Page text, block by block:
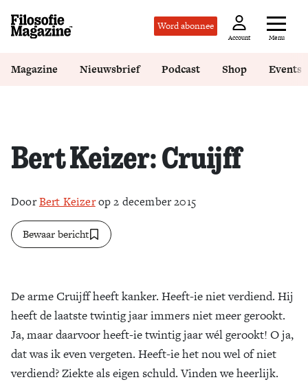
Word abonnee
Account Menu
Zoek
Magazine Nieuwsbrief Podcast Shop Events
Bert Keizer: Cruijff
DoorBert Keizerop 2 december 2015
Bewaar bericht
De arme Cruijff heeft kanker. Heeft-ie niet verdiend. Hij
heeft de laatste twintig jaar immers niet meer gerookt.
Ja, maar daarvoor heeft-ie twintig jaar wél gerookt! O ja,
dat was ik even vergeten. Heeft-ie het nou wel of niet
verdiend? Ziekte als eigen schuld. Vinden we heerlijk.